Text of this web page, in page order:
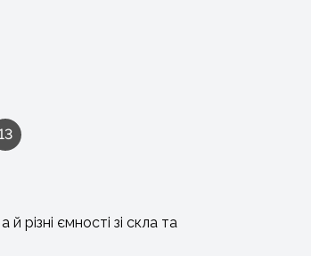
різні ємності зі скла та